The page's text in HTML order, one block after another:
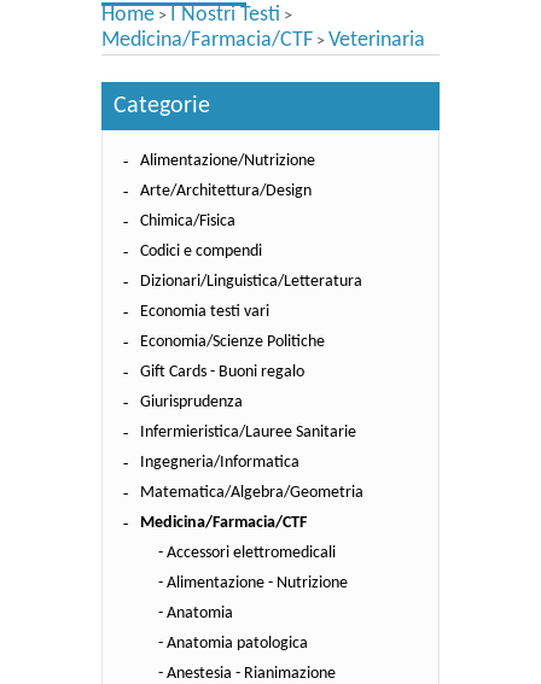
Testi scolastici
Carta Cultura e Carta del Merito - Carta Docente
Home > I Nostri Testi >
Medicina/Farmacia/CTF > Veterinaria
Categorie
Alimentazione/Nutrizione
Arte/Architettura/Design
Chimica/Fisica
Codici e compendi
Dizionari/Linguistica/Letteratura
Economia testi vari
Economia/Scienze Politiche
Gift Cards - Buoni regalo
Giurisprudenza
Infermieristica/Lauree Sanitarie
Ingegneria/Informatica
Matematica/Algebra/Geometria
Medicina/Farmacia/CTF
- Accessori elettromedicali
- Alimentazione - Nutrizione
- Anatomia
- Anatomia patologica
- Anestesia - Rianimazione